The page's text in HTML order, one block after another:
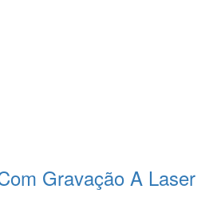
Gravação A Laser